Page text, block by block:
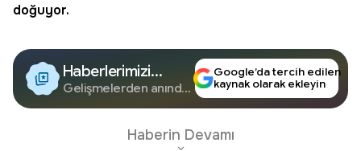
doğuyor.
Haberlerimizi
Google'da Takip
Edin
Gelişmelerden anında
Google’da tercih edilen
kaynak olarak ekleyin
Haberin Devamı